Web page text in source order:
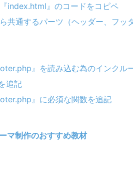
index.html』のコードをコピペ
共通するパーツ（ヘッダー、フッ
』を読み込む為のインクル
追記
』に必須な関数を追記
マ制作のおすすめ教材